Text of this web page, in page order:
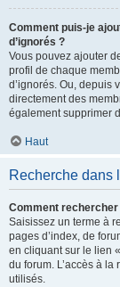
Comment puis-je
d’ignorés ?
Vous pouvez ajouter
profil de chaque
d’ignorés. Ou, depuis
directement des
également supprimer
Haut
Recherche dans
Comment
Saisissez un terme à
pages d’index, de
en cliquant sur le lien
du forum. L’accès à
utilisés.